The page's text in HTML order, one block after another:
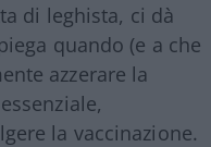
di leghista, ci dà
quando (e a che
azzerare la
la vaccinazione.